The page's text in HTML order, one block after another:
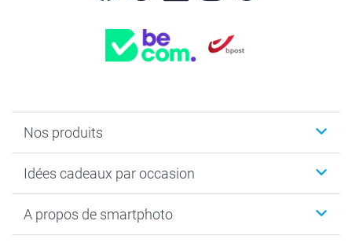
Nos produits
Cadeaux photo
Tirage photo & agrandissement
Idées cadeaux par occasion
Anniversaire
A propos de smartphoto